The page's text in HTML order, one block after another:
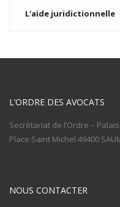
L'aide juridictionnelle
L’ORDRE DES AVOCATS
Secrétariat de l’Ordre –
Place Saint Michel 49400
NOUS CONTACTER